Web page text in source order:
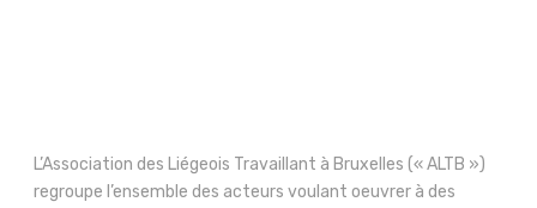
L’Association des Liégeois Travaillant à Bruxelles (« ALTB »)
regroupe l’ensemble des acteurs voulant oeuvrer à des